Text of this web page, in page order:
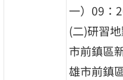
一）09：
(二)研習
市前鎮區
雄市前鎮